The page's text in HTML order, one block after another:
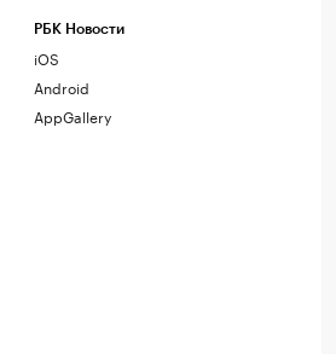
РБК Новости
iOS
Android
AppGallery